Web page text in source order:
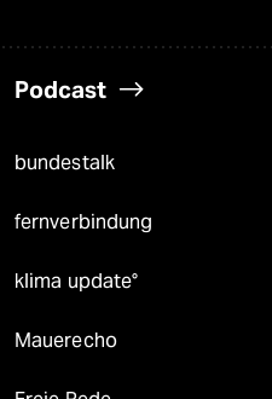
Podcast
bundestalk
fernverbindung
klima update°
Mauerecho